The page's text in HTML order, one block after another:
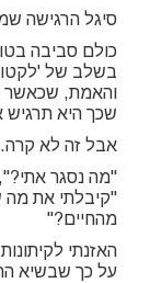
סיגל הרגישה
כולם סביבה
בשלב של
והאמת, שכאשר
שכך היא תרגיש
אבל זה לא קרה.
"מה נסגר
"קיבלתי את מה
מהחיים?"
האזנתי
על כך שבשיא